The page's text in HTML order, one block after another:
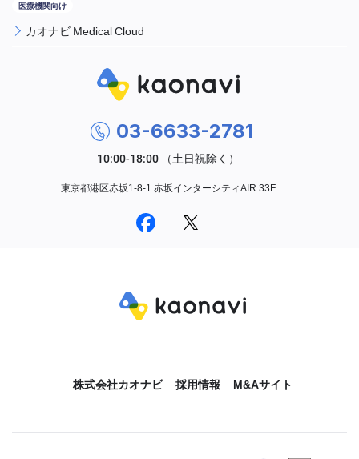
カオナビ Medical Cloud
03-6633-2781
東京都港区赤坂1-8-1 赤坂インターシティAIR 33F
株式会社カオナビ 採用情報 M&Aサイト